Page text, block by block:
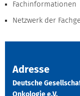
Fachinformationen
Netzwerk der
Adresse
Deutsche
Onkologie e.V.